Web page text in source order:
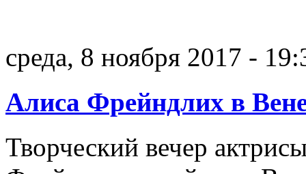
среда, 8 ноября 2017 -
Алиса Фрейндлих в
Творческий вечер